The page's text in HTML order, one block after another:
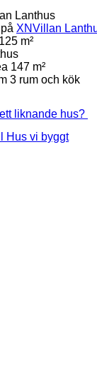
Lanthus
XNVillan
m²
147 m²
3 rum och kök
liknande hus?
Hus vi byggt